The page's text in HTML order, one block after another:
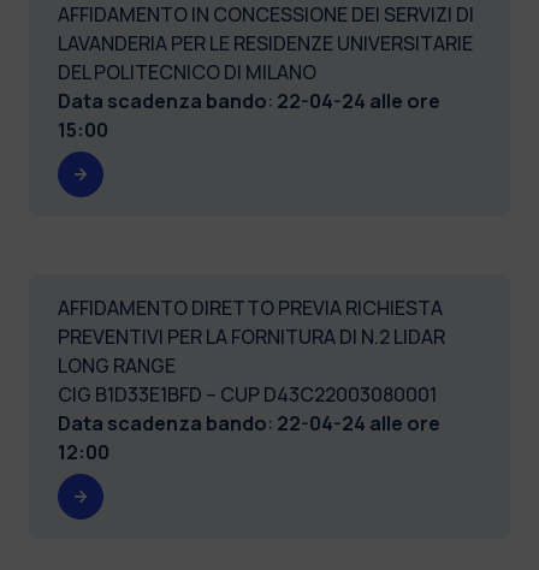
AFFIDAMENTO IN CONCESSIONE DEI SERVIZI DI
LAVANDERIA PER LE RESIDENZE UNIVERSITARIE
DEL POLITECNICO DI MILANO
Data scadenza bando: 22-04-24 alle ore
15:00
AFFIDAMENTO DIRETTO PREVIA RICHIESTA
PREVENTIVI PER LA FORNITURA DI N.2 LIDAR
LONG RANGE
CIG B1D33E1BFD – CUP D43C22003080001
Data scadenza bando: 22-04-24 alle ore
12:00